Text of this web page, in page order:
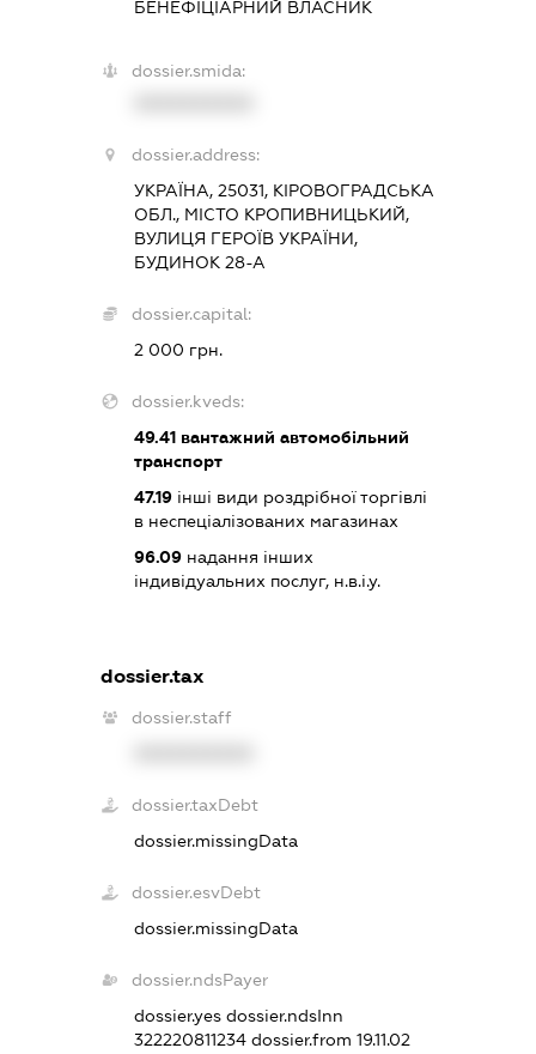
БЕНЕФІЦІАРНИЙ ВЛАСНИК
dossier.smida:
dossier.address:
УКРАЇНА, 25031, КІРОВОГРАДСЬКА
ОБЛ., МІСТО КРОПИВНИЦЬКИЙ,
ВУЛИЦЯ ГЕРОЇВ УКРАЇНИ,
БУДИНОК 28-А
dossier.capital:
2 000 грн.
dossier.kveds:
49.41 вантажний автомобільний
транспорт
47.19 інші види роздрібної торгівлі
в неспеціалізованих магазинах
96.09 надання інших
індивідуальних послуг, н.в.і.у.
dossier.tax
dossier.staff
dossier.taxDebt
dossier.missingData
dossier.esvDebt
dossier.missingData
dossier.ndsPayer
dossier.yesdossier.ndsInn
322220811234dossier.from 19.11.02